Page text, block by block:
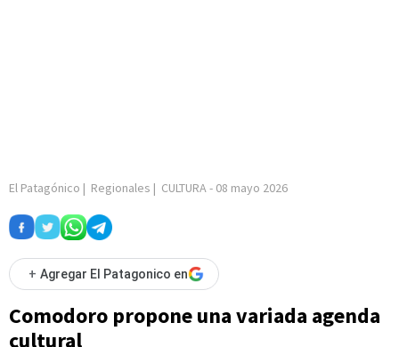
El Patagónico | Regionales | CULTURA- 08 mayo 2026
+ Agregar El Patagonico en
Comodoro propone una variada agenda
cultural